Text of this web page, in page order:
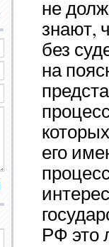
не
знают,
без
на
его
РФ это